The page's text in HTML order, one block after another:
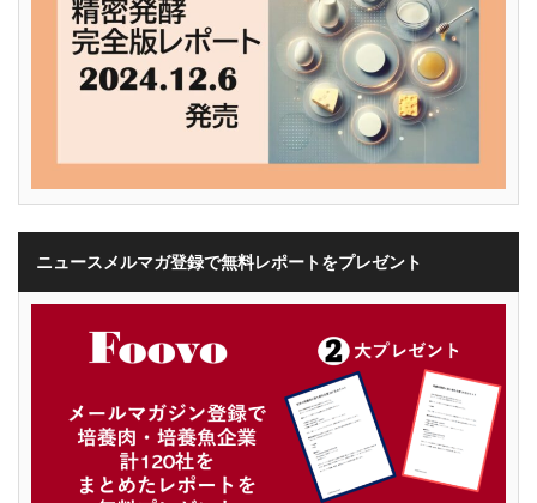
ニュースメルマガ登録で無料レポートをプレゼント